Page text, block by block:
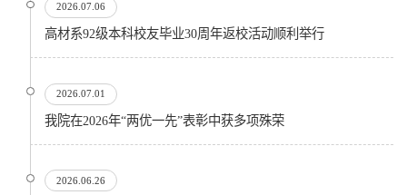
2026.07.06
高材系92级本科校友毕业30周年返校活动顺利举行
2026.07.01
我院在2026年“两优一先”表彰中获多项殊荣
2026.06.26